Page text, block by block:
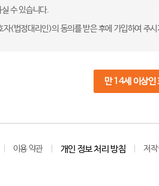
수 있습니다.
자(법정대리인)의 동의를 받은 후에 가입하여 주
만 14세 이상인
이용 약관 개인 정보 처리 방침 저